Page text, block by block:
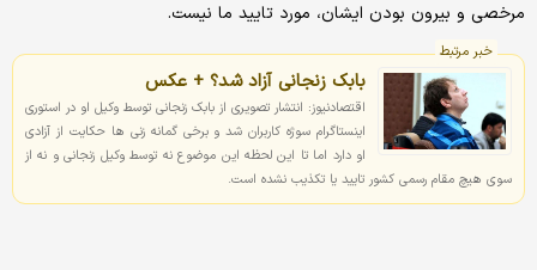
مرخصی و بیرون بودن ایشان، مورد تایید ما نیست.
خبر مرتبط
بابک زنجانی آزاد شد؟ + عکس
اقتصادنیوز: انتشار تصویری از بابک زنجانی توسط وکیل او در استوری
اینستاگرام سوژه کاربران شد و برخی گمانه زنی ها حکایت از آزادی
او دارد اما تا این لحظه این موضوع نه توسط وکیل زنجانی و نه از
سوی هیچ مقام رسمی کشور تایید یا تکذیب نشده است.